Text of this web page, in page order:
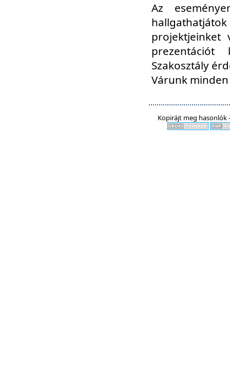
Az
Szakosztály
Várunk
Kopirájt meg hasonlók